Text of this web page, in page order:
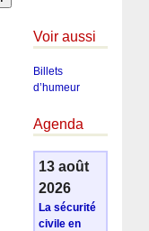
Voir aussi
Billets
d’humeur
Agenda
13 août
2026
La sécurité
civile en